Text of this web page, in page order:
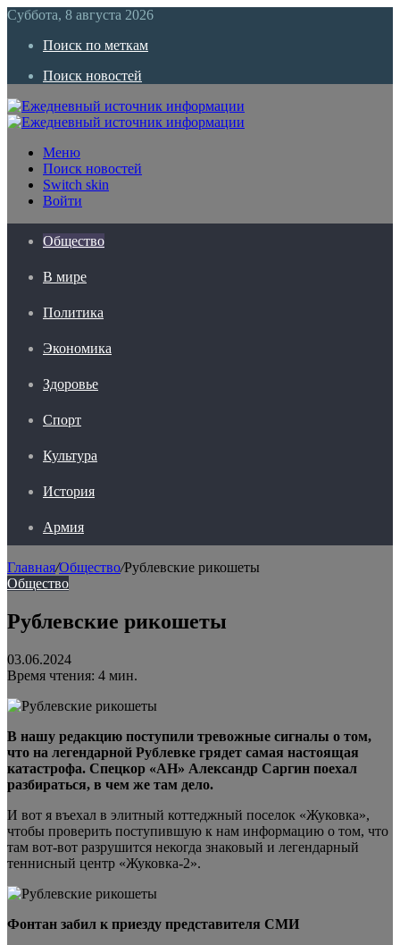
Суббота, 8 августа 2026
Поиск по меткам
Поиск новостей
Меню
Поиск новостей
Switch skin
Войти
Общество
В мире
Политика
Экономика
Здоровье
Спорт
Культура
История
Армия
Главная/Общество/Рублевские рикошеты
Общество
Рублевские рикошеты
03.06.2024
Время чтения: 4 мин.
В нашу редакцию поступили тревожные сигналы о том,
что на легендарной Рублевке грядет самая настоящая
катастрофа. Спецкор «АН» Александр Саргин поехал
разбираться, в чем же там дело.
И вот я въехал в элитный коттеджный поселок «Жуковка»,
чтобы проверить поступившую к нам информацию о том, что
там вот-вот разрушится некогда знаковый и легендарный
теннисный центр «Жуковка-2».
Фонтан забил к приезду представителя СМИ